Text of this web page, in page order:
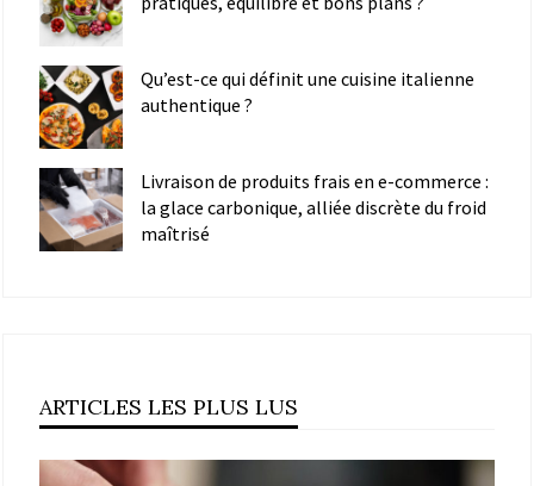
Qu’est-ce qui définit une cuisine italienne
authentique ?
Livraison de produits frais en e-commerce :
la glace carbonique, alliée discrète du froid
maîtrisé
ARTICLES LES PLUS LUS